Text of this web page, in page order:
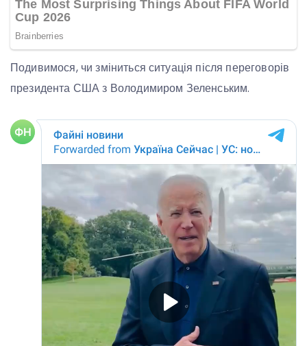
Подивимося, чи зміниться ситуація після переговорів
президента США з Володимиром Зеленським.